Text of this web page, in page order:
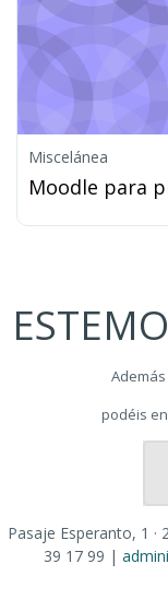
Miscelánea
Moodle para
podéis
Pasaje Esperanto, 1
39 17 99 |